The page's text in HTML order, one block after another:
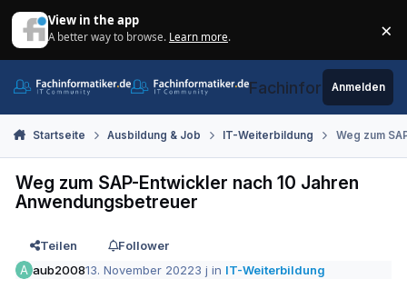
View in the app
A better way to browse. Learn more. ×
Fachinformatiker.de
Anmelden
Startseite Ausbildung & Job IT-Weiterbildung Weg zum
Weg zum SAP-Entwickler nach 10 Jahren
Anwendungsbetreuer
Teilen
Follower
aub200813. November 20223 j in IT-Weiterbildung